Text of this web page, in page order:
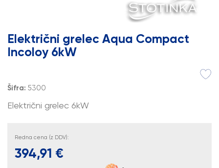
Električni grelec Aqua Compact
Incoloy 6kW
Šifra: 5300
Električni grelec 6kW
Redna cena (z DDV):
394,91 €